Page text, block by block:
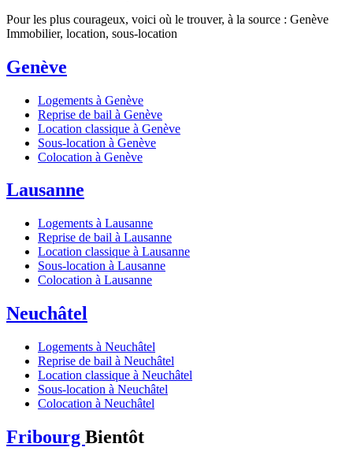
Pour les plus courageux, voici où le trouver, à la source : Genève
Immobilier, location, sous-location
Genève
Logements à Genève
Reprise de bail à Genève
Location classique à Genève
Sous-location à Genève
Colocation à Genève
Lausanne
Logements à Lausanne
Reprise de bail à Lausanne
Location classique à Lausanne
Sous-location à Lausanne
Colocation à Lausanne
Neuchâtel
Logements à Neuchâtel
Reprise de bail à Neuchâtel
Location classique à Neuchâtel
Sous-location à Neuchâtel
Colocation à Neuchâtel
Fribourg Bientôt